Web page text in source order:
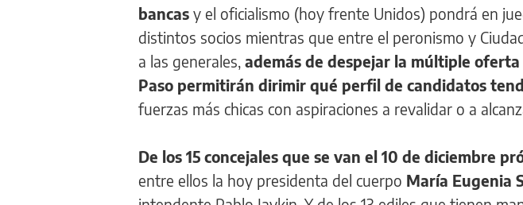
bancas y el oficialismo (hoy frente Unidos) pondrá en
distintos socios mientras que entre el peronismo y
a las generales, además de despejar la múltiple
Paso permitirán dirimir qué perfil de candidatos
fuerzas más chicas con aspiraciones a revalidar o a
De los 15 concejales que se van el 10 de diciembre
entre ellos la hoy presidenta del cuerpo María Eugenia